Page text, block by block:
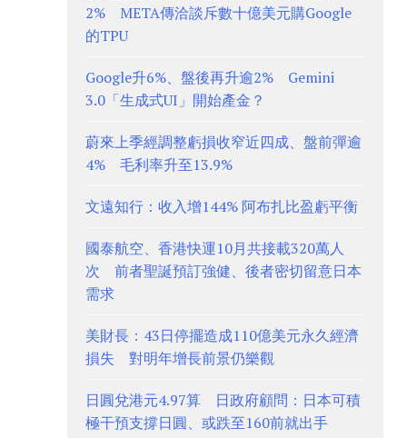
2% META傳洽談斥數十億美元購Google
的TPU
Google升6%、盤後再升逾2% Gemini
3.0「生成式UI」開始產金？
蔚來上季經調整虧損收窄近四成、盤前彈逾
4% 毛利率升至13.9%
文遠知行：收入增144% 阿布扎比盈虧平衡
國泰航空、香港快運10月共接載320萬人
次 前者聖誕預訂強健、後者密切留意日本
需求
美財長：43日停擺造成110億美元永久經濟
損失 對明年增長前景仍樂觀
日圓兌港元4.97算 日政府顧問：日本可積
極干預支撐日圓、或跌至160前就出手